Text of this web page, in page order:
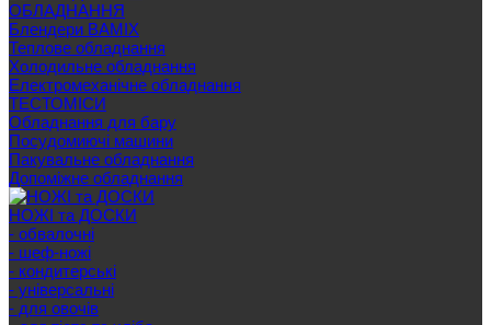
ОБЛАДНАННЯ
Блендери BAMIX
Теплове обладнання
Холодильне обладнання
Електромеханічне обладнання
ТЕСТОМІСИ
Обладнання для бару
Посудомиючі машини
Пакувальне обладнання
Допоміжне обладнання
НОЖІ та ДОСКИ
- обвалочні
- шеф-ножі
- кондитерські
- універсальні
- для овочів